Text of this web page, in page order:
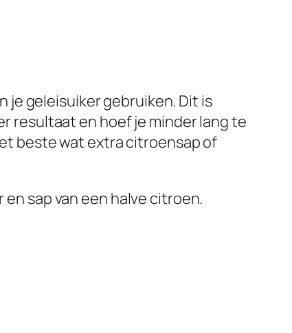
je geleisuiker gebruiken. Dit is
resultaat en hoef je minder lang te
beste wat extra citroensap of
sap van een halve citroen.